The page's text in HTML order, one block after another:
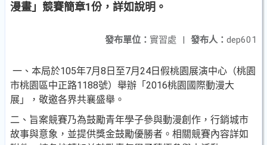
漫畫」競賽簡章1份，詳如說明。
發布人： dep601
發布單位： 實習處 |
一、本局於105年7月8日至7月24日假桃園展演中心（桃園
市桃園區中正路1188號）舉辦「2016桃園國際動漫大
展」，敬邀各界共襄盛舉。
二、旨案競賽乃為鼓勵青年學子參與動漫創作，行銷城市
故事與意象，並提供獎金鼓勵優勝者。相關競賽內容詳如